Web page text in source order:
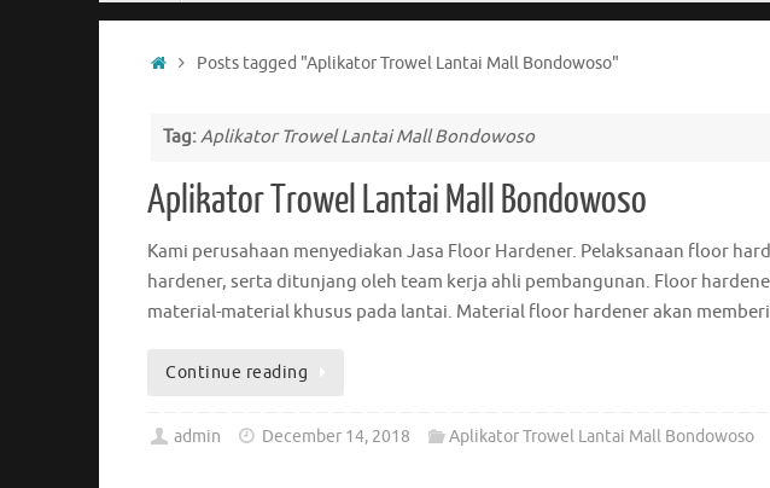
HomePosts tagged "Aplikator Trowel Lantai Mall Bondowoso"
Tag:Aplikator Trowel Lantai Mall Bondowoso
Aplikator Trowel Lantai Mall Bondowoso
Kami perusahaan menyediakan Jasa Floor Hardener. Pelaksanaan floor
hardener, serta ditunjang oleh team kerja ahli pembangunan. Floor
material-material khusus pada lantai. Material floor hardener akan
Continue reading
admin December 14, 2018 Aplikator Trowel Lantai Mall Bondowoso